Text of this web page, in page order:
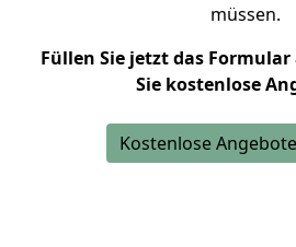
müssen.
Füllen Sie jetzt das
Sie kostenlose
Kostenlose